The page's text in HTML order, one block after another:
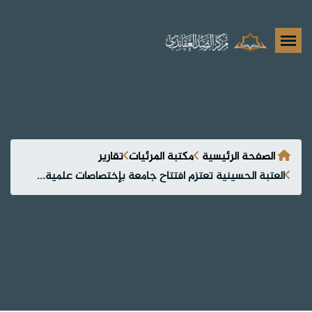
الصفحة الرئيسية مكتبة المرئيات تقارير
العتبة الحسينية تعتزم افتتاح جامعة بإختصاصات علمية...